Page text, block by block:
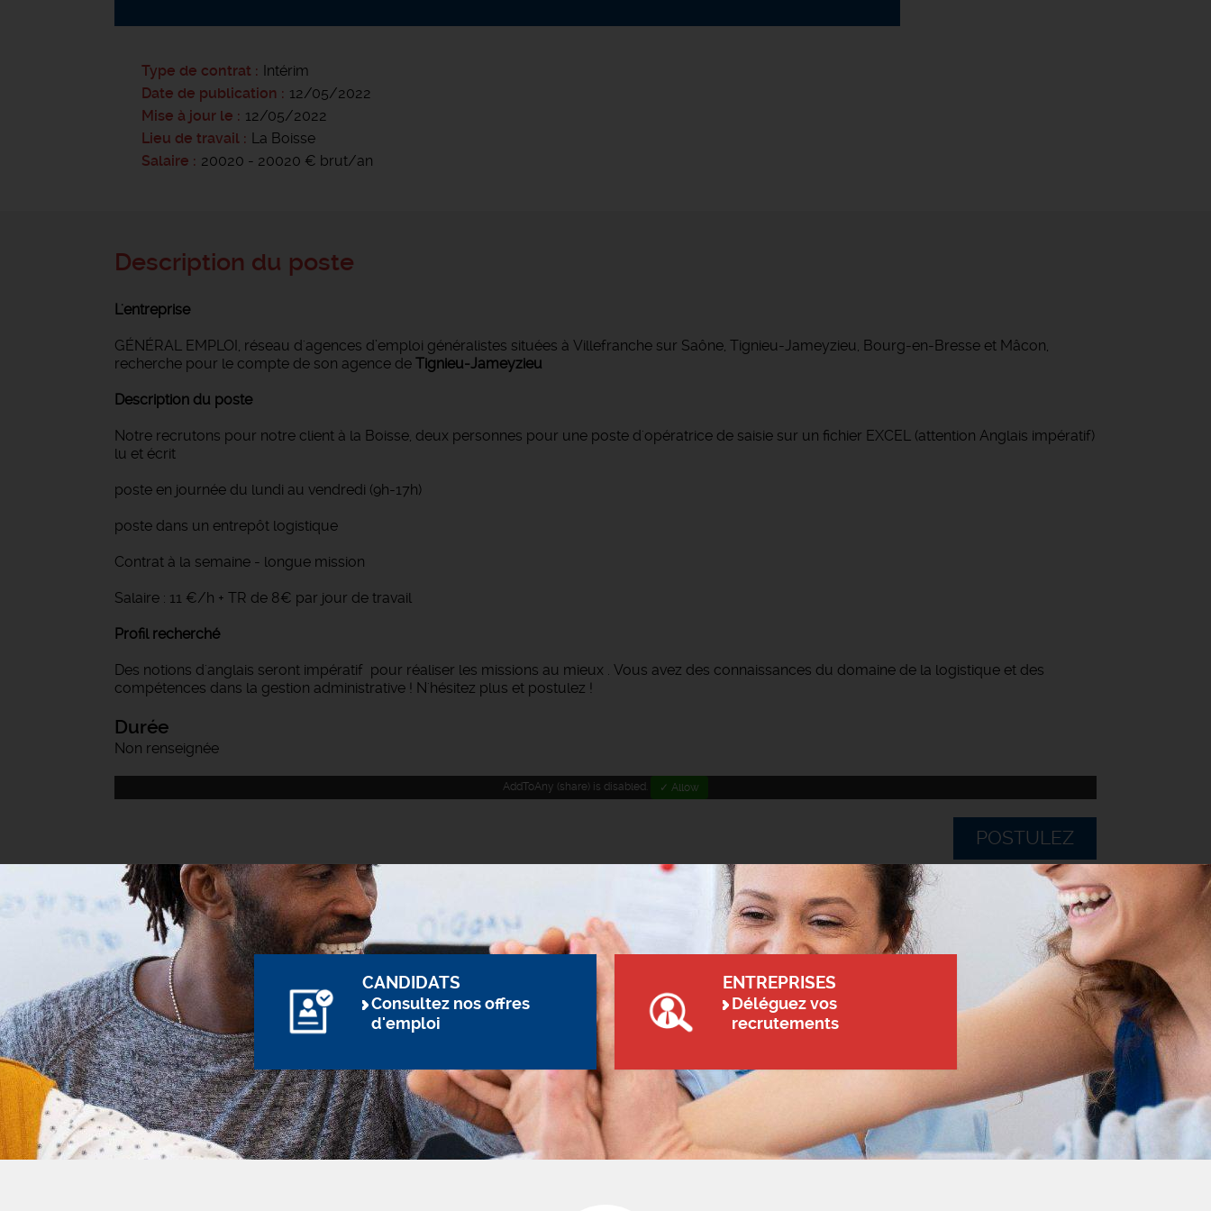
Type de contrat
Intérim
Date de publication
12/05/2022
Mise à jour le
12/05/2022
Lieu de travail
La Boisse
Salaire
20020 - 20020 € brut/an
Description du poste
L'entreprise
GÉNÉRAL EMPLOI, réseau d'agences d’emploi généralistes situées à Villefranche sur Saône, Tignieu-Jameyzieu, Bourg-en-Bresse et Mâcon,
recherche pour le compte de son agence de Tignieu-Jameyzieu
Description du poste
Notre recrutons pour notre client à la Boisse, deux personnes pour une poste d'opératrice de saisie sur un fichier EXCEL (attention Anglais impératif)
lu et écrit
poste en journée du lundi au vendredi (9h-17h)
poste dans un entrepôt logistique
Contrat à la semaine - longue mission
Salaire : 11 €/h + TR de 8€ par jour de travail
Profil recherché
Des notions d'anglais seront impératif pour réaliser les missions au mieux . Vous avez des connaissances du domaine de la logistique et des
compétences dans la gestion administrative ! N'hésitez plus et postulez !
Durée
Non renseignée
AddToAny (share) is disabled. ✓ Allow
POSTULEZ
CANDIDATS
Consultez nos offres
d'emploi
ENTREPRISES
Déléguez vos
recrutements